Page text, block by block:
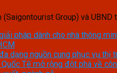
Group) và
pháp dành cho nhà thông
dạng nguồn cung phục vụ thị
Tế mở rộng đột phá về